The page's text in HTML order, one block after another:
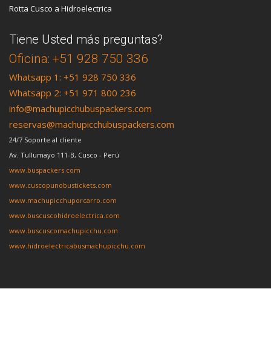
Rotta Cusco a Hidroelectrica
Tiene Usted más preguntas?
Oficina: +51 928 750 336
Whatsapp 1: +51 928 750 336
Whatsapp 2: +51 971 800 236
info@machupicchubuspackers.com
reservas@machupicchubuspackers.com
24/7 Soporte al cliente
Av. Tullumayo 111-B, Cusco - Perú
www.buspackers.com
www.cuscopunobustickets.com
www.machupicchuporcarro.com
www.buscuscohidroelectrica.com
www.buscuscomachupicchu.com
www.hidroelectricabusmachupicchu.com